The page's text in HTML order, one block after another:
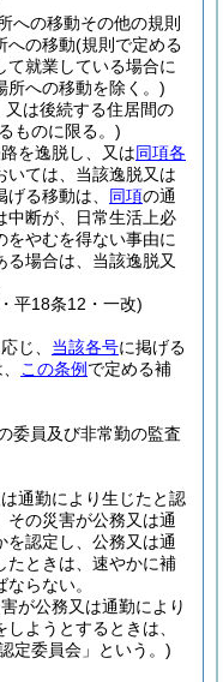
への移動その他の規則
への移動(規則で定める
て就業している場合に
所への移動を除く。)
は後続する住居間の
ものに限る。)
を逸脱し、又は同項各
いては、当該逸脱又は
げる移動は、 同項の通
中断が、日常生活上必
をやむを得ない事由に
る場合は、当該逸脱又
平18条12・一改)
じ、 当該各号に掲げる
この条例 で定める補
委員及び非常勤の監査
通勤により生じたと認
その災害が公務又は通
を認定し、公務又は通
たときは、速やかに補
らない。
が公務又は通勤により
ようとするときは、
定委員会」という。)